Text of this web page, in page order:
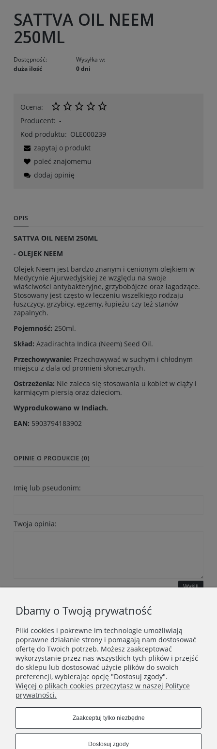
SATTVA OIL NEEM
250ML
Dostępność:
duża ilość
Wysyłka w:
0 dni
Ocena:
Producent: -
Kod produktu: OLE000239
zapytaj o produkt
poleć znajomemu
dodaj opinię
OPIS
SATTVA OIL NEEM 250ML
- OLEJEK NEEM
Olejek Neem jest bardzo znanym i cenionym olejkiem w
Medycynie Ajurwedyjskiej ze względu na swoje
właściwości antybakteryjne, grzybobójcze oraz łagodzące.
Stosowany jest często w leczeniu wszelkiego rodzaju
łuszczycy, grzybicy, egzemy, łupieżu czy też stanów
zapalnych.
Pojemność: 250ml.
Skład: Azadirachta Indica (Neem) Seed Oil.
Przechowywanie: Przechowywać w suchym i chłodnym
miejscu z dala od promieni słonecznych.
Ostrzeżenia: Nie zaleca się stosowania u kobiet w ciąży i
karmiącym piersią oraz dzieciom.
Wyprodukowano w Indiach.
EAN: 5903794183902
OPINIE O PRODUKCIE (0)
Imię lub pseudonim:
Twoja opinia:
Wyślij
WAŻNE INFORMACJE
POLECANE STRONY
Dbamy o Twoją prywatność
Pliki cookies i pokrewne im technologie umożliwiają
poprawne działanie strony i pomagają nam dostosować
ofertę do Twoich potrzeb. Możesz zaakceptować
wykorzystanie przez nas wszystkich tych plików i przejść
do sklepu lub dostosować użycie plików do swoich
preferencji, wybierając opcję "Dostosuj zgody".
Więcej o plikach cookies przeczytasz w naszej Polityce
prywatności.
Zaakceptuj tylko niezbędne
Dostosuj zgody